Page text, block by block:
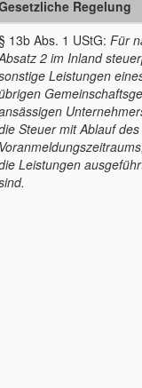
Regelung
13b Abs. 1 UStG: Für
2 im Inland
Leistungen
Steuer mit Ablauf des
Leistungen